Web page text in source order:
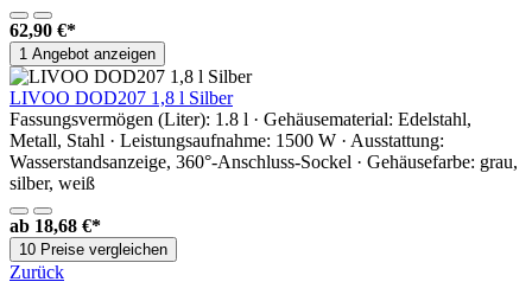
62,90 €*
1 Angebot anzeigen
LIVOO DOD207 1,8 l Silber
Fassungsvermögen (Liter): 1.8 l · Gehäusematerial: Edelstahl,
Metall, Stahl · Leistungsaufnahme: 1500 W · Ausstattung:
Wasserstandsanzeige, 360°-Anschluss-Sockel · Gehäusefarbe: grau,
silber, weiß
ab 18,68 €*
10 Preise vergleichen
Zurück